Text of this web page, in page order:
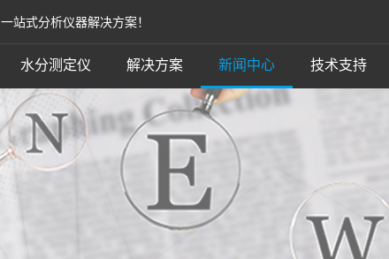
一站式分析仪器解决方案！
水分测定仪 解决方案 新闻中心 技术支持